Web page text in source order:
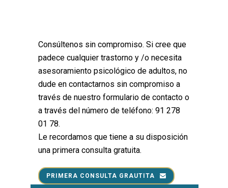
Consúltenos sin compromiso. Si cree que
padece cualquier trastorno y /o necesita
asesoramiento psicológico de adultos, no
dude en contactarnos sin compromiso a
través de nuestro formulario de contacto o
a través del número de teléfono: 91 278
01 78.
Le recordamos que tiene a su disposición
una primera consulta gratuita.
PRIMERA CONSULTA GRAUTITA